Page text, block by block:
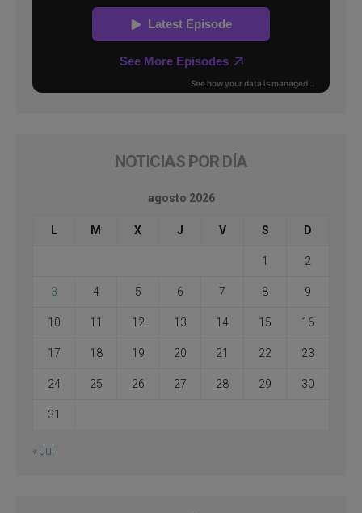
NOTICIAS POR DÍA
agosto 2026
L M X J V S D
1 2
3 4 5 6 7 8 9
10 11 12 13 14 15 16
17 18 19 20 21 22 23
24 25 26 27 28 29 30
31
« Jul